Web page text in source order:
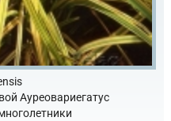
Ауреовариегатус